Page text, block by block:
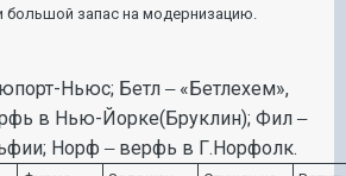
большой запас на модернизацию.
- Ньюс; Бетл — « Бетлехем»,
в Нью- Йорке( Бруклин); Фил —
; Норф — верфь в Г. Норфолк.